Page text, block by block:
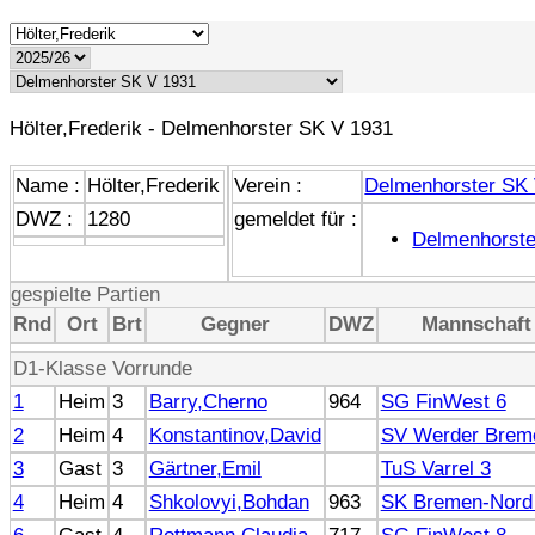
Hölter,Frederik - Delmenhorster SK V 1931
Name : Hölter,Frederik
DWZ :
1280
Verein :
Delmenhorster SK
gemeldet für :
gespielte Partien
Rnd
Ort Brt Gegner DWZ
Mannschaft
D1-Klasse Vorrunde
1
Heim 3 Barry,Cherno 964
SG FinWest 6
2
Heim 4 Konstantinov,David
SV Werder
3
Gast 3 Gärtner,Emil
TuS Varrel 3
4
Heim 4 Shkolovyi,Bohdan 963
SK Bremen-